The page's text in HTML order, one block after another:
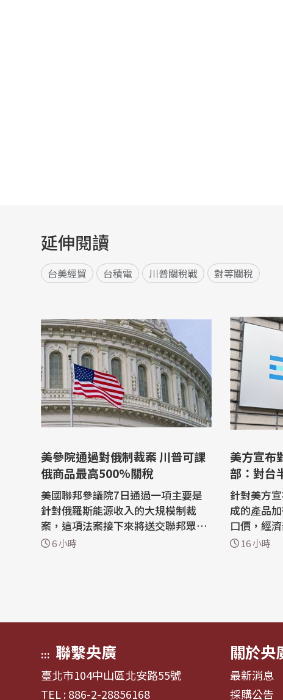
延伸閱讀
台美經貿 台積電 川普關稅戰 對等關稅
美參院通過對俄制裁案 川普可課
俄商品最高500%關稅
美國聯邦參議院7日通過一項主要是
針對俄羅斯能源收入的大規模制裁
案，這項法案接下來將送交聯邦眾議
院審議，但因國會目前進入夏季休會
6 小時
美方宣布
部：對台
擊有限
針對美方
成的產品
口價，經
產業衝擊
16 小時
::: 聯繫央廣
臺北市104中山區北安路55號
TEL : 886-2-28856168
關於央
最新消息
採購公告